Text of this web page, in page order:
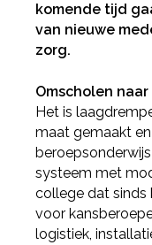
komende tijd
van nieuwe
zorg.
Omscholen
Het is
maat gemaakt
systeem met
college dat sinds
voor
logistiek,